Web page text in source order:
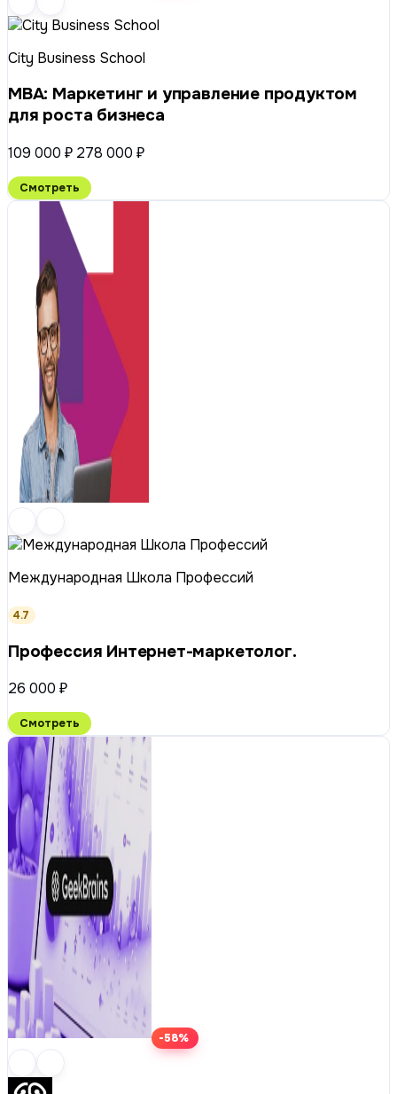
City Business School
МВА: Маркетинг и управление продуктом
для роста бизнеса
109 000 ₽ 278 000 ₽
Смотреть
Международная Школа Профессий
4.7
Профессия Интернет-маркетолог.
26 000 ₽
Смотреть
-58%